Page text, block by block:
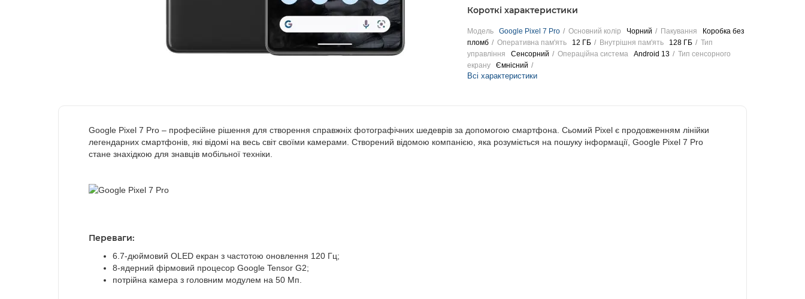
Короткі характеристики
Модель Google Pixel 7 Pro Основний колір Чорний Пакування
Коробка без
пломб
Оперативна пам'ять 12 ГБ Внутрішня пам'ять 128 ГБ
Тип
управління
Сенсорний Операційна система Android 13
Тип сенсорного
екрану
Ємнісний
Всі характеристики
Google Pixel 7 Pro – професійне рішення для створення справжніх фотографічних шедеврів за допомогою смартфона. Сьомий Pixel є продовженням лінійки
легендарних смартфонів, які відомі на весь світ своїми камерами. Створений відомою компанією, яка розуміється на пошуку інформації, Google Pixel 7 Pro
стане знахідкою для знавців мобільної техніки.
Переваги:
6.7-дюймовий OLED екран з частотою оновлення 120 Гц;
8-ядерний фірмовий процесор Google Tensor G2;
потрійна камера з головним модулем на 50 Мп.